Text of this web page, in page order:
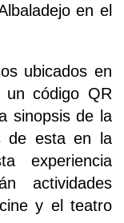
en el
ubicados en
un código QR
sinopsis de la
de esta en la
experiencia
actividades
y el teatro